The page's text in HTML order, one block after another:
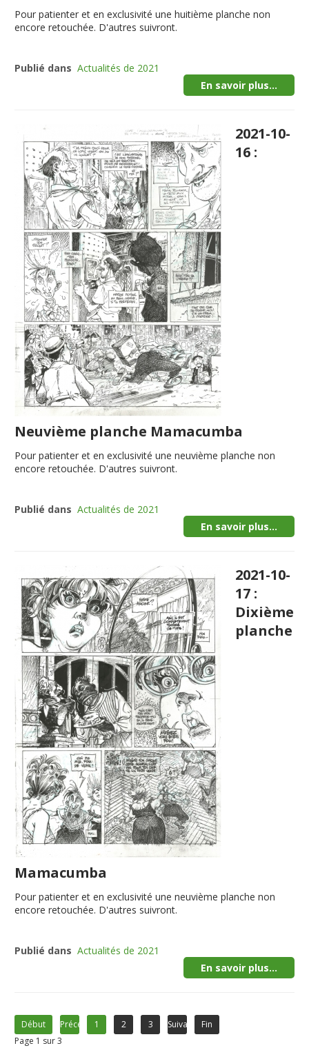
Pour patienter et en exclusivité une huitième planche non
encore retouchée. D'autres suivront.
Publié dans Actualités de 2021
En savoir plus...
2021-10-
16 :
Neuvième planche Mamacumba
Pour patienter et en exclusivité une neuvième planche non
encore retouchée. D'autres suivront.
Publié dans Actualités de 2021
En savoir plus...
2021-10-
17 :
Dixième
planche
Mamacumba
Pour patienter et en exclusivité une neuvième planche non
encore retouchée. D'autres suivront.
Publié dans Actualités de 2021
En savoir plus...
Début Précédent1 2 3 Suivant
Fin
Page 1 sur 3